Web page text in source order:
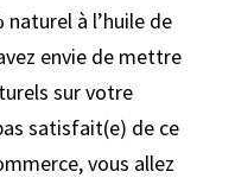
naturel à l’huile de
envie de mettre
sur votre
satisfait(e) de ce
vous allez